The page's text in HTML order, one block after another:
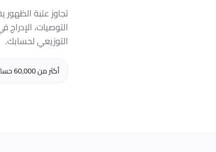
تجاوز عتبة الظهور
التوصيات،
التوزيعي لحسابك.
أكثر من 60,000 حساب اخترقوا حاجز الظهور مع Likes.io، بمتوسّط ثلاثة أضعاف الوصول العضوي خلال 45 يومًا من التسليم.